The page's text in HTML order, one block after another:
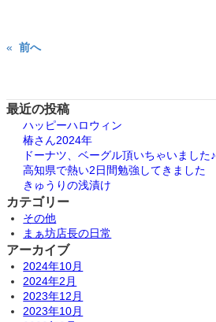
« 前へ
最近の投稿
ハッピーハロウィン
椿さん2024年
ドーナツ、ベーグル頂いちゃいました♪
高知県で熱い2日間勉強してきました
きゅうりの浅漬け
カテゴリー
その他
まぁ坊店長の日常
アーカイブ
2024年10月
2024年2月
2023年12月
2023年10月